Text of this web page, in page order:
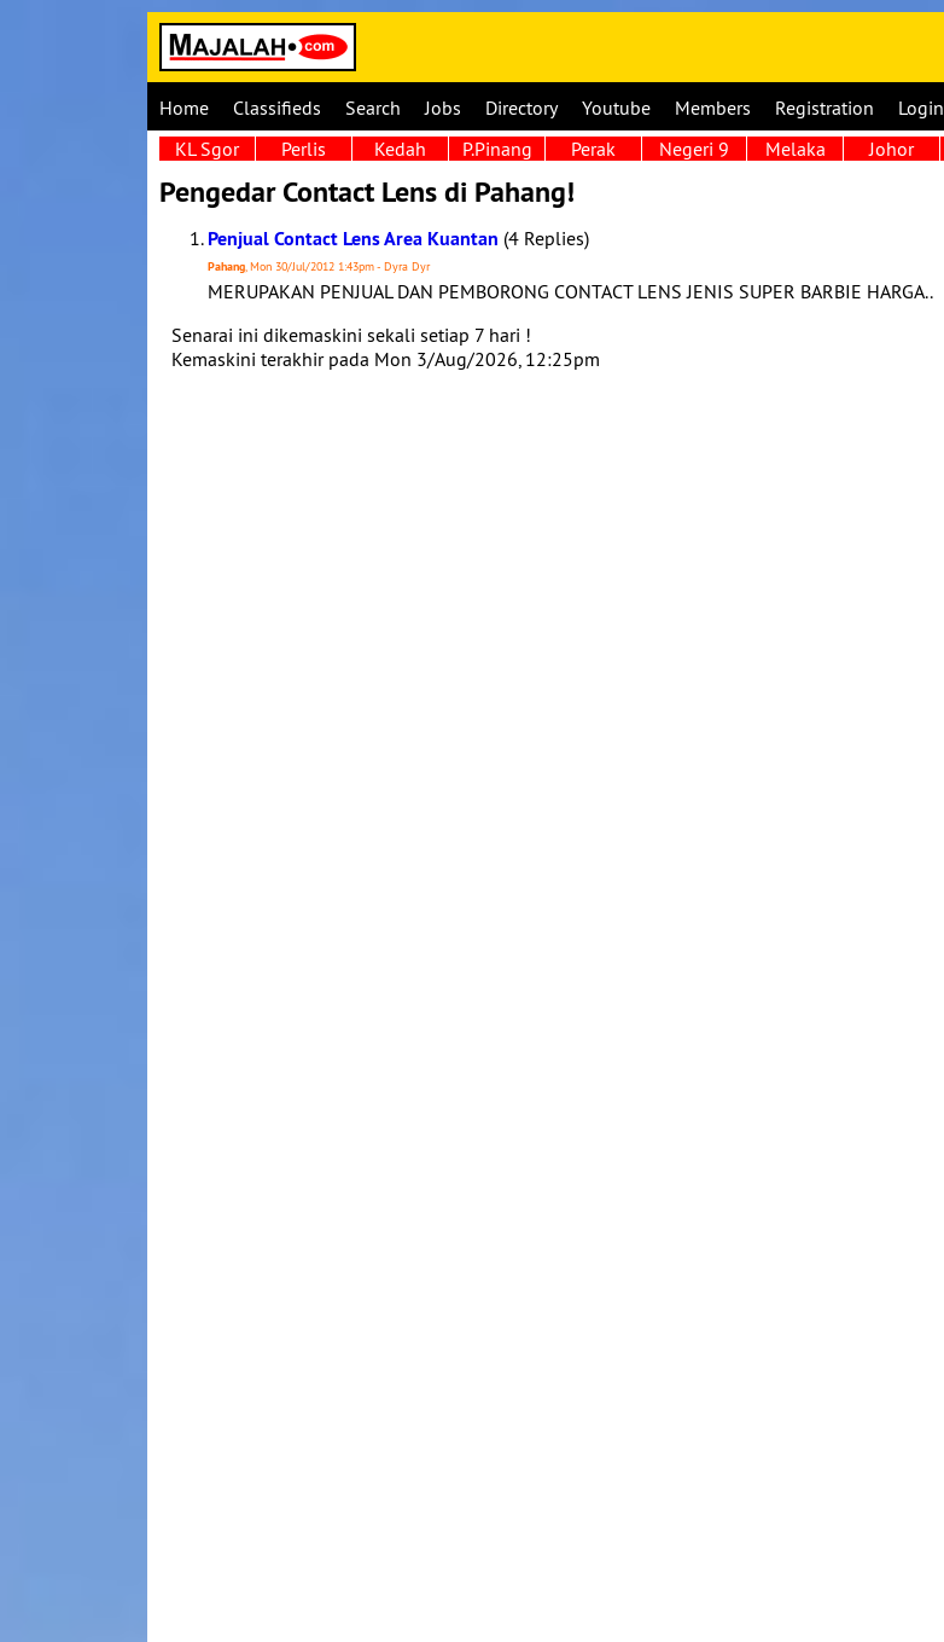
Home Classifieds Search Jobs Directory Youtube Members Registration
Login
KL Sgor
Perlis Kedah P.Pinang Perak Negeri 9 Melaka Johor
Pengedar Contact Lens di Pahang!
Penjual Contact Lens Area Kuantan (4 Replies)
Pahang, Mon 30/Jul/2012 1:43pm - Dyra Dyr
MERUPAKAN PENJUAL DAN PEMBORONG CONTACT LENS JENIS SUPER BARBIE HARGA..
Senarai ini dikemaskini sekali setiap 7 hari !
Kemaskini terakhir pada Mon 3/Aug/2026, 12:25pm